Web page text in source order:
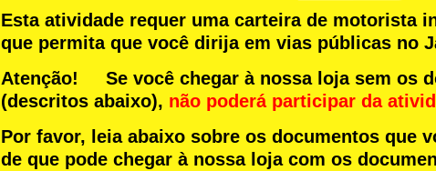
Esta atividade requer uma carteira de motorista
que permita que você dirija em vias públicas no
Atenção! Se você chegar à nossa loja sem os
(descritos abaixo), não poderá participar da
Por favor, leia abaixo sobre os documentos que
de que pode chegar à nossa loja com os